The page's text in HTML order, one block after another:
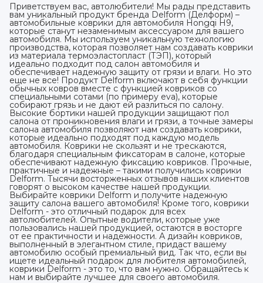
Приветствуем вас, автолюбители! Мы рады представить
вам уникальный продукт бренда Delform (Делформ) –
автомобильные коврики для автомобиля Hongqi H9,
которые станут незаменимым аксессуаром для вашего
автомобиля. Мы используем уникальную технологию
производства, которая позволяет нам создавать коврики
из материала термоэластопласт (ТЭП), который
идеально подходит под салон автомобиля и
обеспечивает надежную защиту от грязи и влаги. Но это
еще не все! Продукт Delform включают в себя функции
обычных ковров вместе с функцией ковриков со
специальными сотами (по примеру eva), которые
собирают грязь и не дают ей разлиться по салону.
Высокие бортики нашей продукции защищают пол
салона от проникновения влаги и грязи, а точные замеры
салона автомобиля позволяют нам создавать коврики,
которые идеально подходят под каждую модель
автомобиля. Коврики не скользят и не трескаются,
благодаря специальным фиксаторам в салоне, которые
обеспечивают надежную фиксацию ковриков. Прочные,
практичные и надежные – такими получились коврики
Delform. Тысячи восторженных отзывов наших клиентов
говорят о высоком качестве нашей продукции.
Выбирайте коврики Delform и получите надежную
защиту салона вашего автомобиля! Кроме того, коврики
Delform - это отличный подарок для всех
автолюбителей. Опытные водители, которые уже
пользовались нашей продукцией, остаются в восторге
от ее практичности и надежности. А дизайн ковриков,
выполненный в элегантном стиле, придаст вашему
автомобилю особый премиальный вид. Так что, если вы
ищете идеальный подарок для любителя автомобилей,
коврики Delform - это то, что вам нужно. Обращайтесь к
нам и выбирайте лучшее для своего автомобиля.